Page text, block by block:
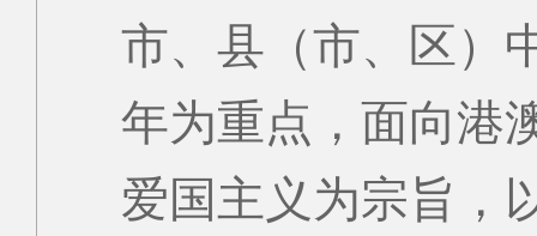
市、县（市、区）
年为重点，面向港
爱国主义为宗旨，